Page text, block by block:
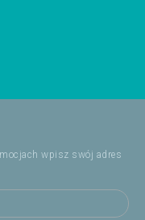
wpisz swój adres